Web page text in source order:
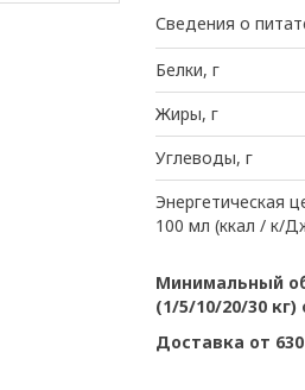
Сведения о
Белки, г
Жиры, г
Углеводы, г
Энергетическая
100 мл (ккал / к/
Минимальный
(1/5/10/20/30
Доставка от 630